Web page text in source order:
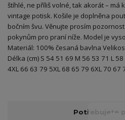
štíhlé, ne příliš volné, tak akorát – má
vintage potisk. Košile je doplněna
bočním švu. Věnujte prosím
pokynům pro praní níže. Model je
Materiál: 100% česaná bavlna
Délka (cm) S 54 51 69 M 56 53 71 L
4XL 66 63 79 5XL 68 65 79 6XL 70 67
Potřebujete